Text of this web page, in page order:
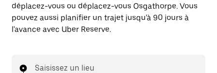
déplacez-vous ou déplacez-vous Osgathorpe. Vous
pouvez aussi planifier un trajet jusqu'à 90 jours à
l'avance avec Uber Reserve.
Saisissez un lieu